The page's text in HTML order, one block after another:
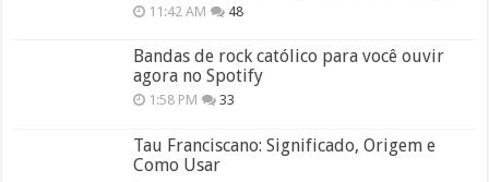
11:42 AM 48
Bandas de rock católico para você ouvir
agora no Spotify
1:58 PM 33
Tau Franciscano: Significado, Origem e
Como Usar